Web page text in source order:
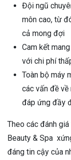
Đội ngũ
môn cao, từ
cả mong đợi
Cam kết
với chi phí
Toàn bộ máy
các vấn đề
đáp ứng đầy
Theo các đánh
Beauty & Spa
đáng tin cậy của